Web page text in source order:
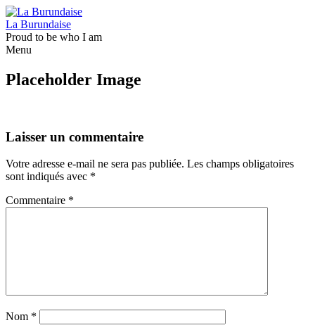
La Burundaise
Proud to be who I am
Menu
Skip
to
Placeholder Image
Laisser un commentaire
Votre adresse e-mail ne sera pas publiée. Les champs obligatoires
sont indiqués avec *
Commentaire *
Nom *